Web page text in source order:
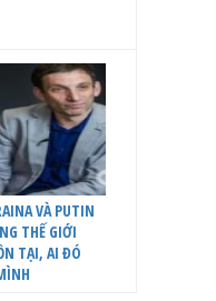
VÀ PUTIN
THẾ GIỚI
TẠI, AI ĐÓ